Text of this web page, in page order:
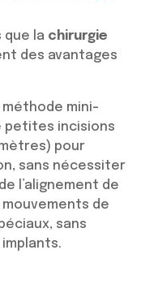
que la chirurgie
des avantages
mini-
petites incisions
pour
sans nécessiter
l’alignement de
mouvements de
sans